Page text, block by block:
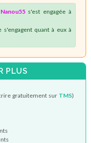
Nanou55s'est engagée à
quant à eux à
PLUS
gratuitement sur TMS)